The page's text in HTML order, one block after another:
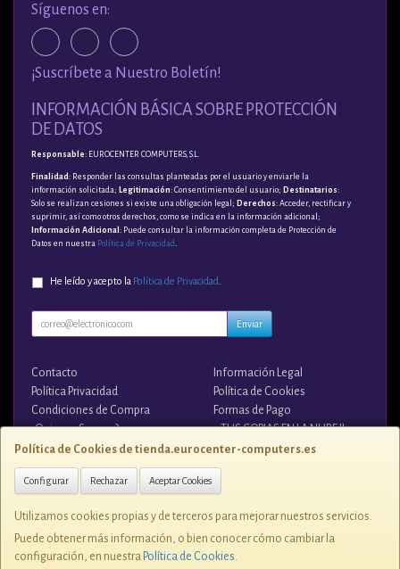
Política de Cookies de tienda.eurocenter-computers.es
Configurar Rechazar Aceptar Cookies
Utilizamos cookies propias y de terceros para mejorar nuestros servicios.
Puede obtener más información, o bien conocer cómo cambiar la
configuración, en nuestra Política de Cookies.
Síguenos en:
¡Suscríbete a Nuestro Boletín!
INFORMACIÓN BÁSICA SOBRE PROTECCIÓN
DE DATOS
Responsable: EUROCENTER COMPUTERS, S.L.
Finalidad: Responder las consultas planteadas por el usuario y enviarle la
información solicitada; Legitimación: Consentimiento del usuario; Destinatarios:
Solo se realizan cesiones si existe una obligación legal; Derechos: Acceder, rectificar y
suprimir, así como otros derechos, como se indica en la información adicional;
Información Adicional : Puede consultar la información completa de Protección de
Datos en nuestra Política de Privacidad.
He leído y acepto la Política de Privacidad.
Enviar
Contacto
Información Legal
Política Privacidad
Política de Cookies
Condiciones de Compra
Formas de Pago
¿Quienes Somos?
¡¡ TUS COPIAS EN LA NUBE !!
Contacto
tienda@eurocenter-computers.es
C/ ZUNZUNEGUI, 1 28400, ESPAÑA. C.I.F. B-81076507 - Tlfno. 91 849 7250